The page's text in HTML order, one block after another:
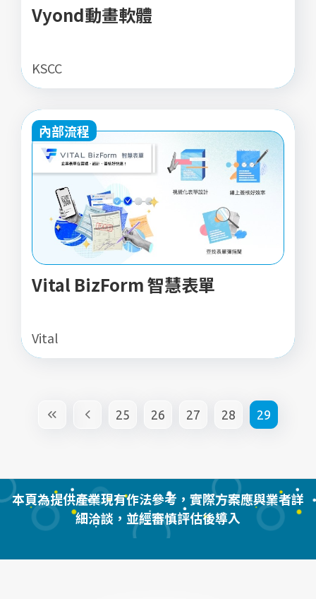
Vyond動畫軟體
KSCC
內部流程
Vital BizForm 智慧表單
Vital
25 26 27 28 29
本頁為提供產業現有作法參考，實際方案應與業者詳
細洽談，並經審慎評估後導入